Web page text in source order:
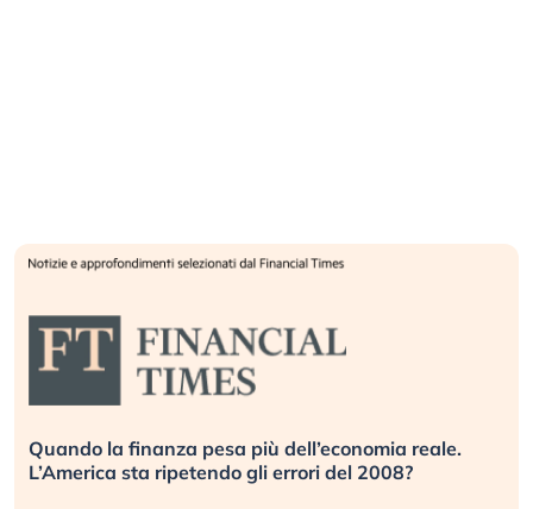
la finanza pesa più dell’economia reale.
sta ripetendo gli errori del 2008?